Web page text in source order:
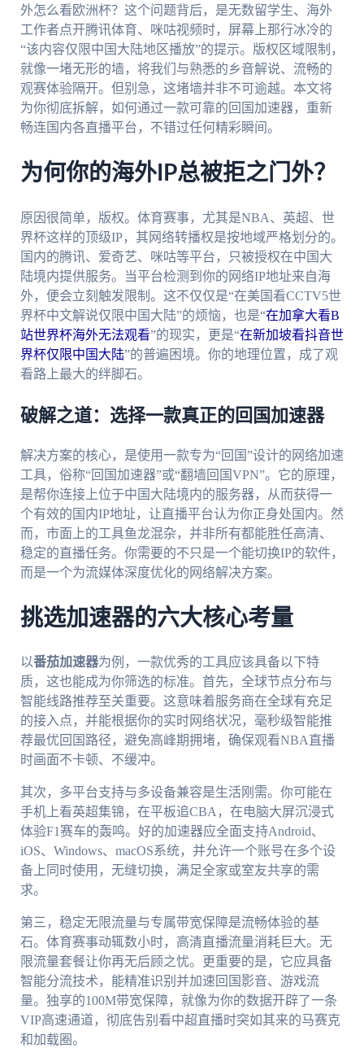
外怎么看欧洲杯？这个问题背后，是无数留学生、海外
工作者点开腾讯体育、咪咕视频时，屏幕上那行冰冷的
“该内容仅限中国大陆地区播放”的提示。版权区域限制，
就像一堵无形的墙，将我们与熟悉的乡音解说、流畅的
观赛体验隔开。但别急，这堵墙并非不可逾越。本文将
为你彻底拆解，如何通过一款可靠的回国加速器，重新
畅连国内各直播平台，不错过任何精彩瞬间。
为何你的海外IP总被拒之门外？
原因很简单，版权。体育赛事，尤其是NBA、英超、世
界杯这样的顶级IP，其网络转播权是按地域严格划分的。
国内的腾讯、爱奇艺、咪咕等平台，只被授权在中国大
陆境内提供服务。当平台检测到你的网络IP地址来自海
外，便会立刻触发限制。这不仅仅是“在美国看CCTV5世
界杯中文解说仅限中国大陆”的烦恼，也是“在加拿大看B
站世界杯海外无法观看”的现实，更是“在新加坡看抖音世
界杯仅限中国大陆”的普遍困境。你的地理位置，成了观
看路上最大的绊脚石。
破解之道：选择一款真正的回国加速器
解决方案的核心，是使用一款专为“回国”设计的网络加速
工具，俗称“回国加速器”或“翻墙回国VPN”。它的原理，
是帮你连接上位于中国大陆境内的服务器，从而获得一
个有效的国内IP地址，让直播平台认为你正身处国内。然
而，市面上的工具鱼龙混杂，并非所有都能胜任高清、
稳定的直播任务。你需要的不只是一个能切换IP的软件，
而是一个为流媒体深度优化的网络解决方案。
挑选加速器的六大核心考量
以番茄加速器为例，一款优秀的工具应该具备以下特
质，这也能成为你筛选的标准。首先，全球节点分布与
智能线路推荐至关重要。这意味着服务商在全球有充足
的接入点，并能根据你的实时网络状况，毫秒级智能推
荐最优回国路径，避免高峰期拥堵，确保观看NBA直播
时画面不卡顿、不缓冲。
其次，多平台支持与多设备兼容是生活刚需。你可能在
手机上看英超集锦，在平板追CBA，在电脑大屏沉浸式
体验F1赛车的轰鸣。好的加速器应全面支持Android、
iOS、Windows、macOS系统，并允许一个账号在多个设
备上同时使用，无缝切换，满足全家或室友共享的需
求。
第三，稳定无限流量与专属带宽保障是流畅体验的基
石。体育赛事动辄数小时，高清直播流量消耗巨大。无
限流量套餐让你再无后顾之忧。更重要的是，它应具备
智能分流技术，能精准识别并加速回国影音、游戏流
量。独享的100M带宽保障，就像为你的数据开辟了一条
VIP高速通道，彻底告别看中超直播时突如其来的马赛克
和加载圈。